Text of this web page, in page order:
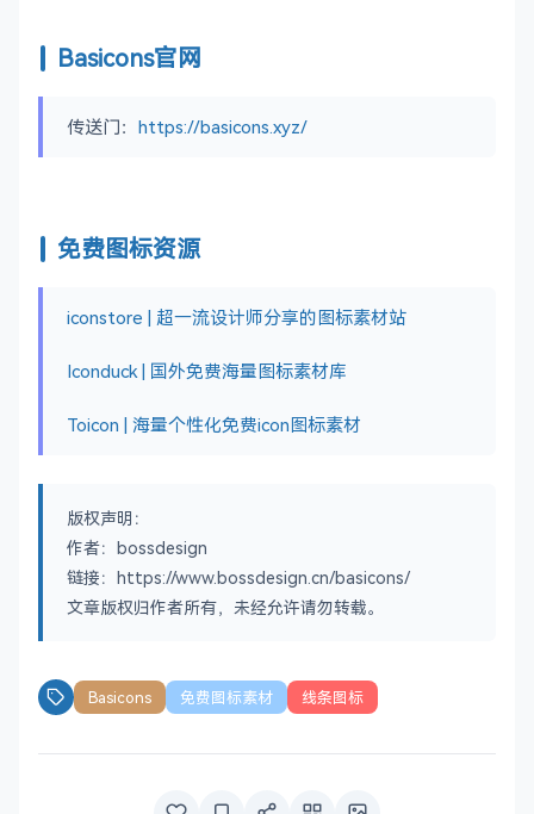
Basicons官网
传送门： https://basicons.xyz/
免费图标资源
iconstore | 超一流设计师分享的图标素材站
Iconduck | 国外免费海量图标素材库
Toicon | 海量个性化免费icon图标素材
版权声明：
作者：bossdesign
链接：https://www.bossdesign.cn/basicons/
文章版权归作者所有，未经允许请勿转载。
Basicons 免费图标素材 线条图标